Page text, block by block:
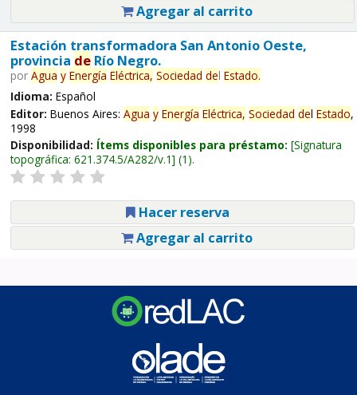
Agregar al carrito
Estación transformadora San Antonio Oeste,
provincia deRío Negro.
por Agua y Energía Eléctrica, Sociedad del Estado.
Idioma: Español
Editor: Buenos Aires: Agua y Energía Eléctrica, Sociedad del Estado,
1998
Disponibilidad: Ítems disponibles para préstamo: Signatura
topográfica: 621.374.5/A282/v.1 (1).
Hacer reserva
Agregar al carrito